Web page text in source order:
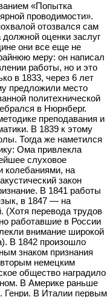
«Попытка
проводимости».
отозвался сам
оценки заслуг
они все еще не
меру: он написал
работы, но и это
в 1833, через 6 лет
предложили место
политехнической
в Нюрнберг.
преподавания и
В 1839 к этому
Тогда же наметился
Ома привлекла
слуховое
колебаниями, на
закон
В 1841 работы
в 1847 — на
(Хотя перевода трудов
работавшие в России
внимание широкой
В 1842 произошло
знаком признания
немецким
общество наградило
В Америке раньше
Генри. В Италии первым